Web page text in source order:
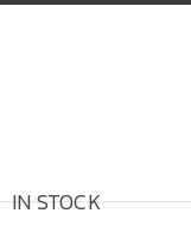
IN STOCK